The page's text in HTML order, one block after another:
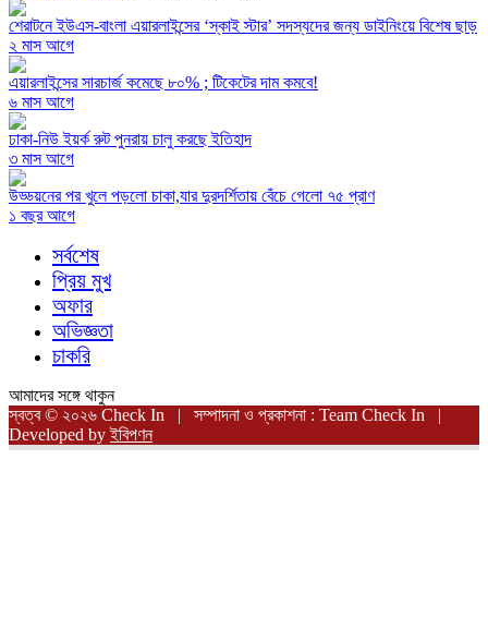
শেরাটনে ইউএস-বাংলা এয়ারলাইন্সের ‘স্কাই স্টার’ সদস্যদের জন্য ডাইনিংয়ে বিশেষ ছাড়
২ মাস আগে
এয়ারলাইন্সের সারচার্জ কমেছে ৮০% ; টিকেটের দাম কমবে!
৬ মাস আগে
ঢাকা-নিউ ইয়র্ক রুট পুনরায় চালু করছে ইতিহাদ
৩ মাস আগে
উড্ডয়নের পর খুলে পড়লো চাকা,যার দুরদর্শিতায় বেঁচে গেলো ৭৫ প্রাণ
১ বছর আগে
সর্বশেষ
প্রিয় মুখ
অফার
অভিজ্ঞতা
চাকরি
আমাদের সঙ্গে থাকুন
স্বত্ব © ২০২৬ Check In | সম্পাদনা ও প্রকাশনা : Team Check In |
Developed byইবিপণন